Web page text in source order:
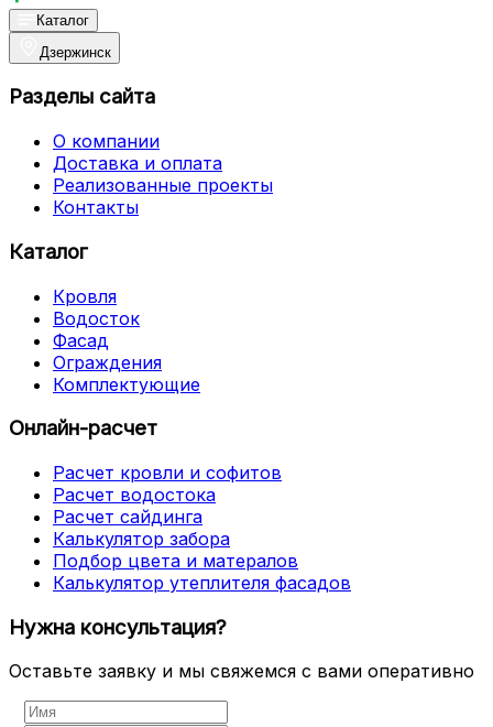
Каталог
Дзержинск
Разделы сайта
О компании
Доставка и оплата
Реализованные проекты
Контакты
Каталог
Кровля
Водосток
Фасад
Ограждения
Комплектующие
Онлайн-расчет
Расчет кровли и софитов
Расчет водостока
Расчет сайдинга
Калькулятор забора
Подбор цвета и матералов
Калькулятор утеплителя фасадов
Нужна консультация?
Оставьте заявку и мы свяжемся с вами оперативно